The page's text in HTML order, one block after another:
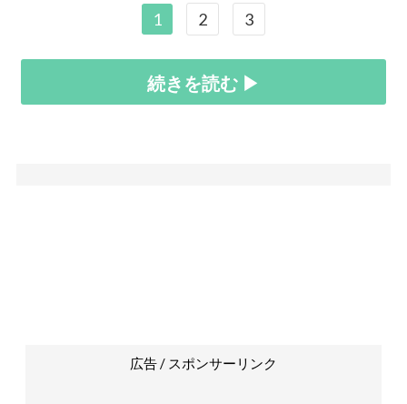
1 2 3
続きを読む ▶
広告 / スポンサーリンク